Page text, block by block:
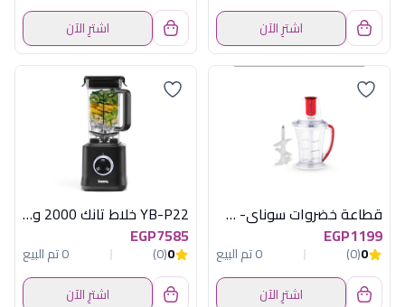
اشترِ الآن
اشترِ الآن
قطاعة خضروات سوناي- سوبر – 700 وات، 1.5 لتر، 6 شفرات ذات التكنولوجيا السداسية مزودة بقشارة ثوم - MAR-3077
EGP1199
0
(0)
0 تم البيع
اشترِ الآن
YB-P22 خلاط تانك 2000 وات
EGP7585
0
(0)
0 تم البيع
اشترِ الآن